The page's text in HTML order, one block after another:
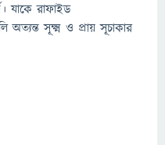
যাকে রাফাইড
সূক্ষ্ম ও প্রায় সূচাকার